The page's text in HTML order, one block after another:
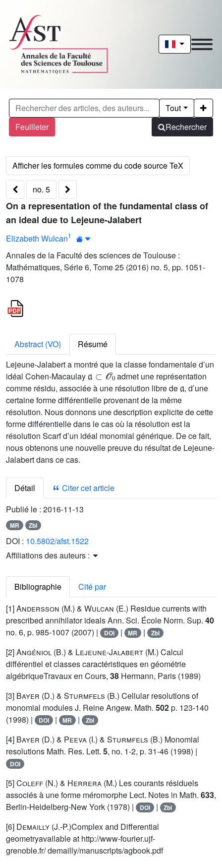
Feuilleter
Tout
Rechercher
no. 5
On a representation of the fundamental class of
an ideal due to Lejeune-Jalabert
Elizabeth Wulcan1
Annales de la Faculté des sciences de Toulouse :
Mathématiques, Série 6, Tome 25 (2016) no. 5, pp. 1051-
1078
Abstract (VO)
Résumé
Lejeune-Jalabert a montré que la classe fondamentale d’un
idéal Cohen-Macaulay
𝔞⊂𝒪0
admet une représentation
comme résidu, associée à une résolution libre de
𝔞
, d’une
certaine forme différentielle provenant de la même
résolution. Nous donnons une description explicite de cette
forme différentielle dans le cas où la résolution est la
résolution Scarf d’un idéal monomial générique. De ce fait,
nous obtenons une nouvelle preuve du résultat de Lejeune-
Jalabert dans ce cas.
Détail
Citer cet article
Publié le : 2016-11-13
MR Zbl
DOI : 10.5802/afst.1522
Affiliations des auteurs :
Bibliographie
Cité par
[1]Andersson (M.) & Wulcan (E.) Residue currents with
prescribed annihilator ideals Ann. Sci. École Norm. Sup. 40
no. 6, p. 985-1007 (2007) |
DOI | MR | Zbl
[2]Angéniol (B.) & Lejeune-Jalabert (M.) Calcul
différentiel et classes caractéristiques en géométrie
algébriqueTravaux en Cours, 38 Hermann, Paris (1989)
[3] Bayer (D.) & Sturmfels (B.) Cellular resolutions of
monomial modules J. Reine Angew. Math. 502p. 123-140
(1998) |
DOI | MR | Zbl
[4] Bayer (D.) & Peeva (I.) & Sturmfels (B.) Monomial
resolutions Math. Res. Lett. 5, no. 1-2, p. 31-46 (1998) |
DOI
[5]Coleff (N.) & Herrera (M.) Les courants résiduels
associés à une forme méromorphe Lect. Notes in Math. 633,
Berlin-Heidelberg-New York (1978) |
DOI | Zbl
[6] Demailly (J.-P.)Complex and Differential
geometryavailable at http://www-fourier.ujf-
grenoble.fr/ demailly/manuscripts/agbook.pdf